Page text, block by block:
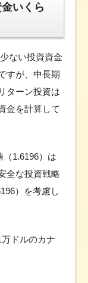
いくら
ない投資資金
すが、中長期
ターン投資は
金を計算して
1.6196）は
全な投資戦略
）を考慮し
ドルのカナ